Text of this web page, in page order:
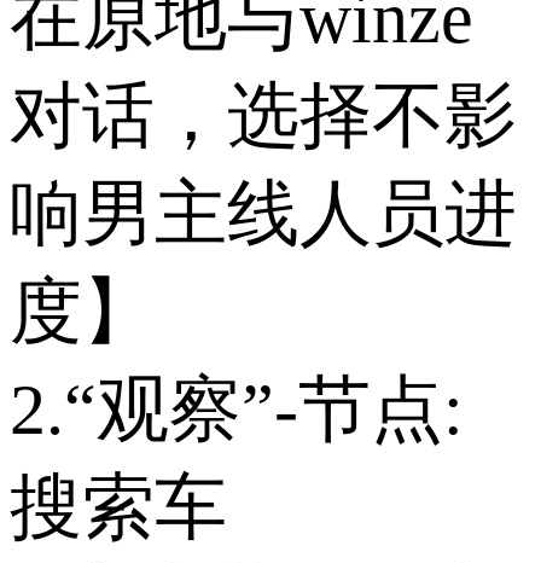
在原地与winze
对话，选择不影
响男主线人员进
度】
2.“观察”-节点:
搜索车